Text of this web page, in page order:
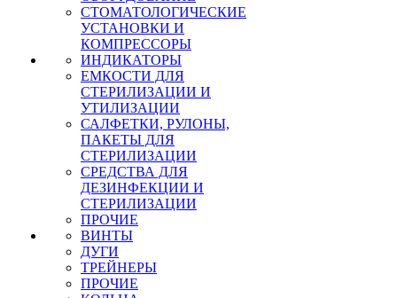
СТОМАТОЛОГИЧЕСКИЕ
УСТАНОВКИ И
КОМПРЕССОРЫ
ИНДИКАТОРЫ
ЕМКОСТИ ДЛЯ
СТЕРИЛИЗАЦИИ И
УТИЛИЗАЦИИ
САЛФЕТКИ, РУЛОНЫ,
ПАКЕТЫ ДЛЯ
СТЕРИЛИЗАЦИИ
СРЕДСТВА ДЛЯ
ДЕЗИНФЕКЦИИ И
СТЕРИЛИЗАЦИИ
ПРОЧИЕ
ВИНТЫ
ДУГИ
ТРЕЙНЕРЫ
ПРОЧИЕ